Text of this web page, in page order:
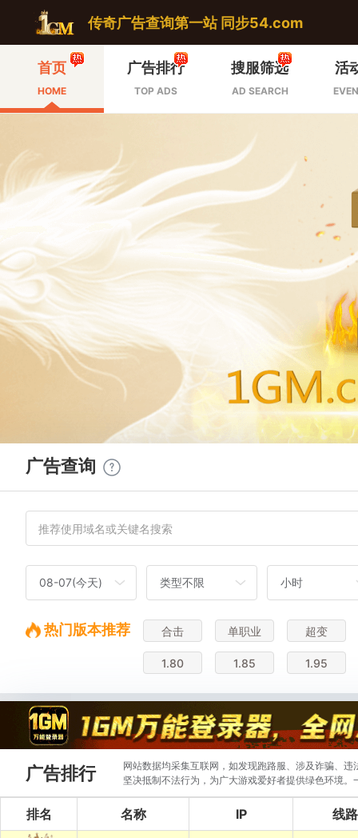
传奇广告查询第一站 同步54.com
首页
HOME
广告排行
TOP ADS
搜服筛选
AD SEARCH
活
广告查询
热门版本推荐 合击 单职业 超变
1.80 1.85 1.95
广告排行
网站数据均采集互联网，如发现跑路服、涉及诈骗、
坚决抵制不法行为，为广大游戏爱好者提供绿色环境
排名 名称 IP 线路